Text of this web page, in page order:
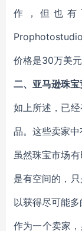
作，但也
价格是30万美元
二、亚马逊珠宝
如上所述，已
品。这些卖家中
虽然珠宝市场
是有空间的，
以获得尽可能多
作为一个卖家